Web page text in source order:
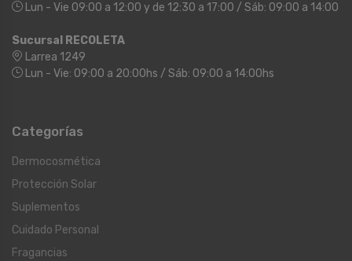
Lun - Vie 09:00 a 12:00 y de 12:30 a 17:00 / Sáb: 09:00 a 14:00
Sucursal RECOLETA
Larrea 1249
Lun - Vie: 09:00 a 20:00hs / Sáb: 09:00 a 14:00hs
Categorías
Dermocosmética
Protección Solar
Suplementos
Cuidado Personal
Fragancias